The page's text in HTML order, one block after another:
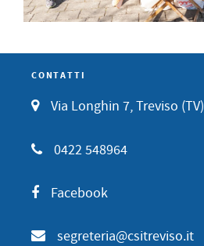
CONTATTI
Via Longhin 7, Treviso (TV)
0422 548964
Facebook
segreteria@csitreviso.it